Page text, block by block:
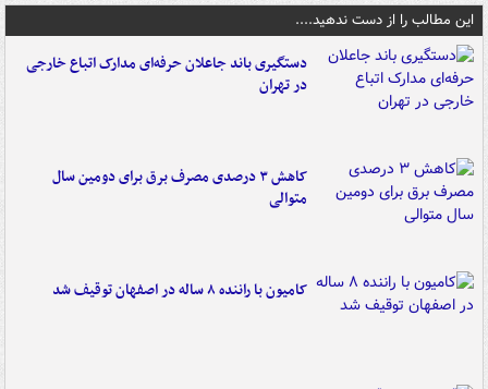
این مطالب را از دست ندهید....
دستگیری باند جاعلان حرفه‌ای مدارک اتباع خارجی
در تهران
کاهش ۳ درصدی مصرف برق برای دومین سال
متوالی
کامیون با راننده ۸ ساله در اصفهان توقیف شد